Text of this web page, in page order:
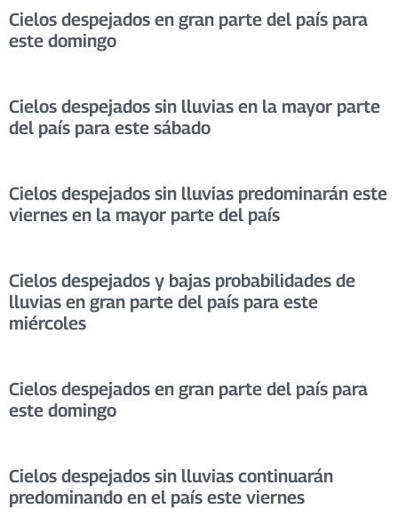
Cielos despejados en gran parte del país para
este domingo
Cielos despejados sin lluvias en la mayor parte
del país para este sábado
Cielos despejados sin lluvias predominarán este
viernes en la mayor parte del país
Cielos despejados y bajas probabilidades de
lluvias en gran parte del país para este
miércoles
Cielos despejados en gran parte del país para
este domingo
Cielos despejados sin lluvias continuarán
predominando en el país este viernes